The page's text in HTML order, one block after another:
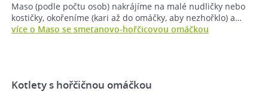
Maso (podle počtu osob) nakrájíme na malé nudličky nebo
kostičky, okořeníme (kari až do omáčky, aby nezhořklo) a…
více o Maso se smetanovo-hořčicovou omáčkou
Kotlety s hořčičnou omáčkou